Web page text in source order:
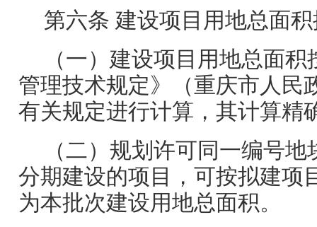
第六条 建设项目用地总面
（一）建设项目用地总面
管理技术规定》（重庆市人民
有关规定进行计算，其计算精
（二）规划许可同一编号
分期建设的项目，可按拟建项
为本批次建设用地总面积。